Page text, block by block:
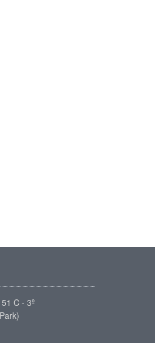
C - 3º